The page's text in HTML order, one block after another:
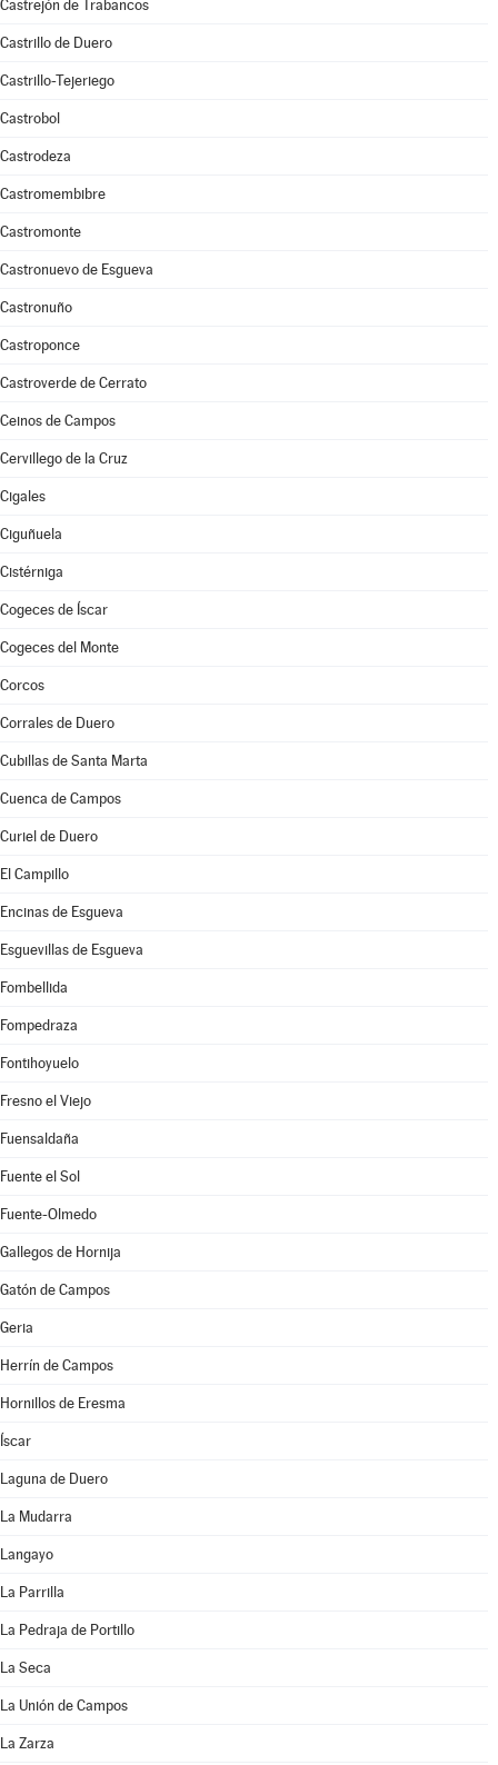
Castrejón de Trabancos
Castrillo de Duero
Castrillo-Tejeriego
Castrobol
Castrodeza
Castromembibre
Castromonte
Castronuevo de Esgueva
Castronuño
Castroponce
Castroverde de Cerrato
Ceinos de Campos
Cervillego de la Cruz
Cigales
Ciguñuela
Cistérniga
Cogeces de Íscar
Cogeces del Monte
Corcos
Corrales de Duero
Cubillas de Santa Marta
Cuenca de Campos
Curiel de Duero
El Campillo
Encinas de Esgueva
Esguevillas de Esgueva
Fombellida
Fompedraza
Fontihoyuelo
Fresno el Viejo
Fuensaldaña
Fuente el Sol
Fuente-Olmedo
Gallegos de Hornija
Gatón de Campos
Geria
Herrín de Campos
Hornillos de Eresma
Íscar
Laguna de Duero
La Mudarra
Langayo
La Parrilla
La Pedraja de Portillo
La Seca
La Unión de Campos
La Zarza